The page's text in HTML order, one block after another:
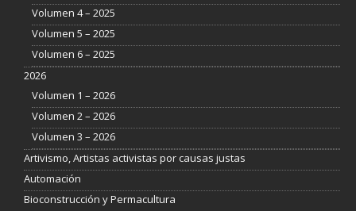
Volumen 4 – 2025
Volumen 5 – 2025
Volumen 6 – 2025
2026
Volumen 1 – 2026
Volumen 2 – 2026
Volumen 3 – 2026
Artivismo, Artistas activistas por causas justas
Automación
Bioconstrucción y Permacultura